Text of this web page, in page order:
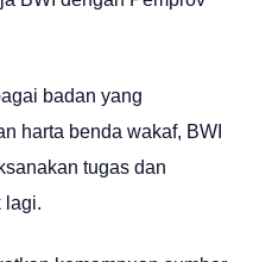
badan yang
harta benda wakaf, BWI
tugas dan
lagi.